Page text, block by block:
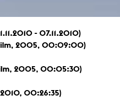
- 07.11.2010)
2005, 00:09:00)
2005, 00:05:30)
00:26:35)